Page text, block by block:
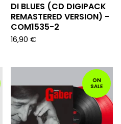
DI BLUES (CD DIGIPACK
REMASTERED VERSION) -
COM1535-2
16,90 €
ON
SALE